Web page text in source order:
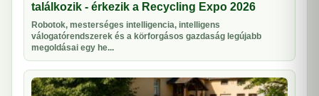
találkozik - érkezik a Recycling Expo 2026
Robotok, mesterséges intelligencia, intelligens
válogatórendszerek és a körforgásos gazdaság legújabb
megoldásai egy he...